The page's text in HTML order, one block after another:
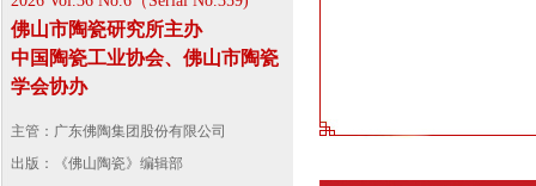
佛山市陶瓷研究所主办
中国陶瓷工业协会、佛山市陶瓷
学会协办
主管：广东佛陶集团股份有限公司
出版：《佛山陶瓷》编辑部